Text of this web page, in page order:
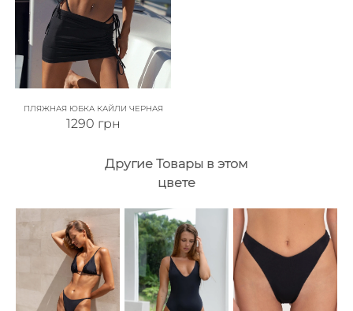
ПЛЯЖНАЯ ЮБКА КАЙЛИ ЧЕРНАЯ
1290 грн
Другие Товары в этом
цвете